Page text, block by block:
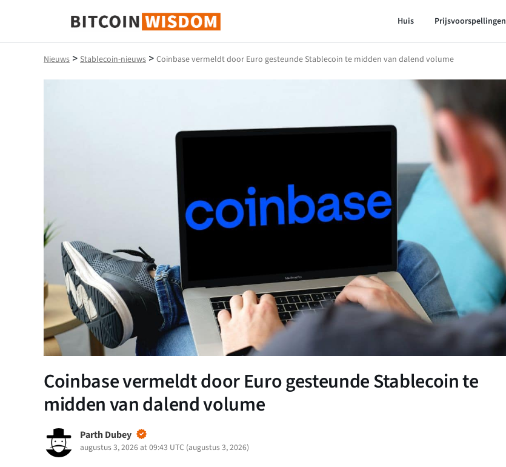
Bitcoin-wijsheid
Huis Prijsvoorspellingen
Nieuws > Stablecoin-nieuws > Coinbase vermeldt door Euro gesteunde Stablecoin te midden van dalend volume
Coinbase vermeldt door Euro gesteunde Stablecoin te
midden van dalend volume
Parth Dubey
augustus 3, 2026 at 09:43 UTC (augustus 3, 2026)